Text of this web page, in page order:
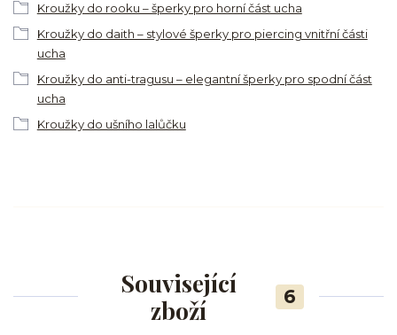
Kroužky do rooku – šperky pro horní část ucha
Kroužky do daith – stylové šperky pro piercing vnitřní části
ucha
Kroužky do anti-tragusu – elegantní šperky pro spodní část
ucha
Kroužky do ušního lalůčku
Související
zboží
6